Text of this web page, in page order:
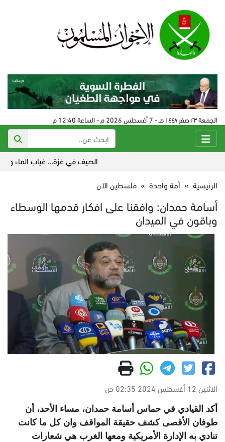
الجمعة ٢٣ صفر ١٤٤٨ هـ - 7 أغسطس 2026 م - الساعة 12:40 م
الصيف في غزة… غياب الماء والكهرباء
الرئيسية » أمة واحدة » فلسطين الآن
أسامة حمدان: وافقنا على افكار قدمها الوسطاء
وباقون في الميدان
الاثنين 12 أغسطس 2024 02:35 ص
أكد القيادي في حماس أسامة حمدان، مساء الأحد، أن
طوفان الأقصى كشف حقيقة المواقف وان كل ما كانت
تنادي به الإدارة الأمريكية ومعها الغرب هي شعارات